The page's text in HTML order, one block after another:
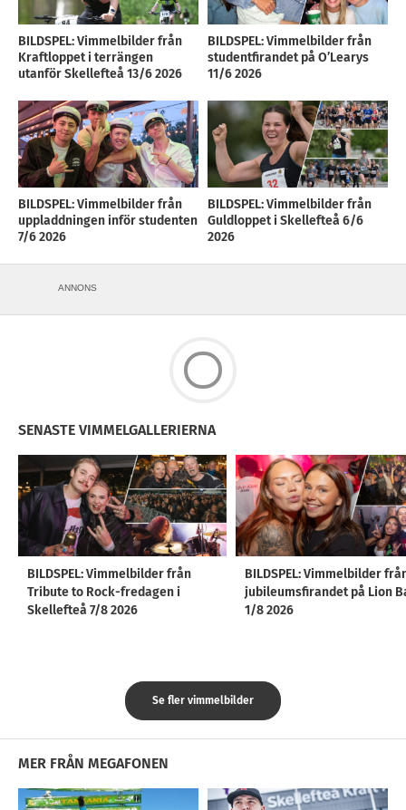
BILDSPEL: Vimmelbilder från
Kraftloppet i terrängen
utanför Skellefteå 13/6 2026
BILDSPEL: Vimmelbilder från
studentfirandet på O’Learys
11/6 2026
BILDSPEL: Vimmelbilder från
uppladdningen inför studenten
7/6 2026
BILDSPEL: Vimmelbilder från
Guldloppet i Skellefteå 6/6
2026
ANNONS
SENASTE VIMMELGALLERIERNA
BILDSPEL: Vimmelbilder från
Tribute to Rock-fredagen i
Skellefteå 7/8 2026
BILDSPEL: Vimmelbilder
jubileumsfirandet på Lion
1/8 2026
Se fler vimmelbilder
MER FRÅN MEGAFONEN